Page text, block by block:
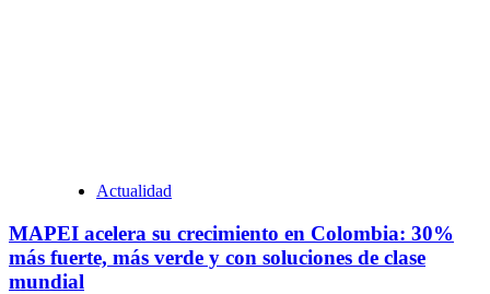
Actualidad
MAPEI acelera su crecimiento en Colombia: 30%
más fuerte, más verde y con soluciones de clase
mundial